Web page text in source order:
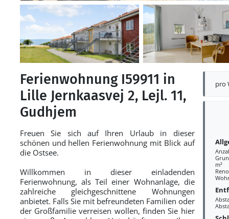
pro
m²
Ferienwohnung I59911 in
Lille Jernkaasvej 2, Lejl. 11,
Gudhjem
Freuen Sie sich auf Ihren Urlaub in dieser
schönen und hellen Ferienwohnung mit Blick auf
die Ostsee.
Willkommen in dieser einladenden
Ferienwohnung, als Teil einer Wohnanlage, die
zahlreiche gleichgeschnittene Wohnungen
anbietet. Falls Sie mit befreundeten Familien oder
der Großfamilie verreisen wollen, finden Sie hier